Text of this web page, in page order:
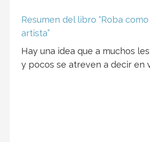
Resumen del libro “Roba como
artista”
Hay una idea que a muchos
y pocos se atreven a decir en